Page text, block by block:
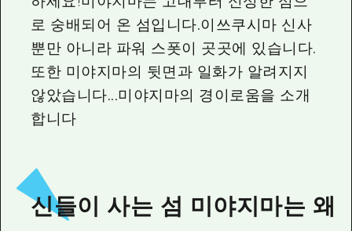
자주 묻는 질문
사진 다운로드
재해가 발생했을 때의 교통 정보
관광 안내 책자
로 숭배되어 온 섬입니다.이쓰쿠시마 신사
뿐만 아니라 파워 스폿이 곳곳에 있습니다.
또한 미야지마의 뒷면과 일화가 알려지지
않았습니다...미야지마의 경이로움을 소개
합니다
신들이 사는 섬 미야지마는 왜